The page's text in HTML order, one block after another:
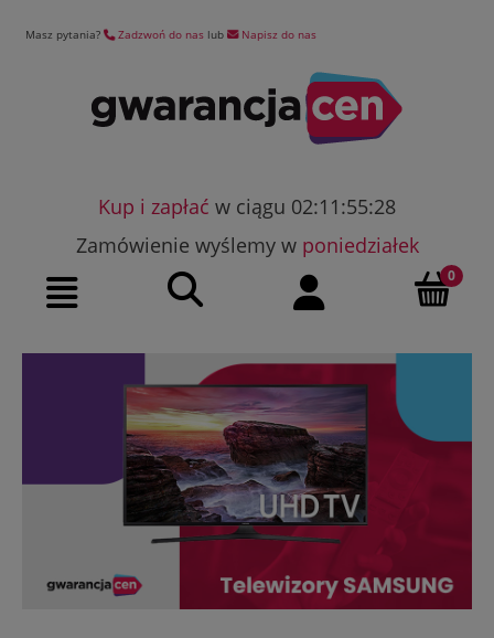
Masz pytania? Zadzwoń do nas lub Napisz do nas
Kup i zapłać w ciągu 02:11:55:27
Zamówienie wyślemy w poniedziałek